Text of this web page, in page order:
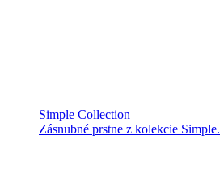
Simple Collection
Zásnubné prstne z kolekcie Simple.